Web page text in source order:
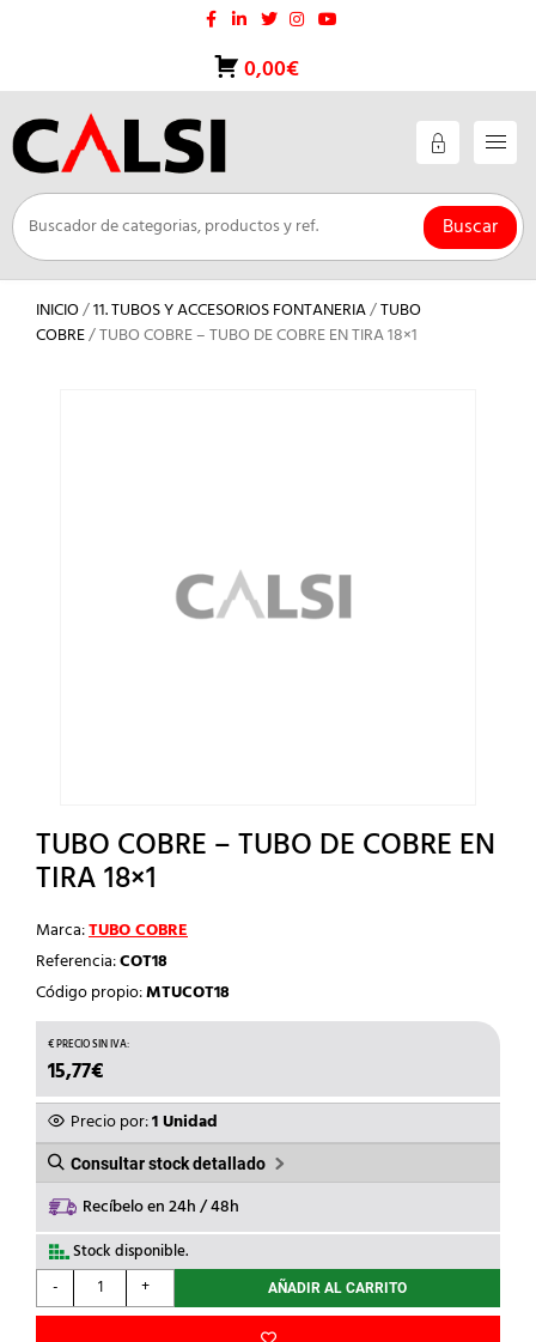
0,00€
Buscar
INICIO/11. TUBOS Y ACCESORIOS FONTANERIA/TUBO
COBRE/ TUBO COBRE – TUBO DE COBRE EN TIRA 18×1
TUBO COBRE – TUBO DE COBRE EN
TIRA 18×1
Marca:TUBO COBRE
Referencia:COT18
Código propio:MTUCOT18
15,77€
Precio por:1 Unidad
Consultar stock detallado
Recíbelo en 24h / 48h
Stock disponible.
-
TUBO
COBRE
+ AÑADIR AL CARRITO